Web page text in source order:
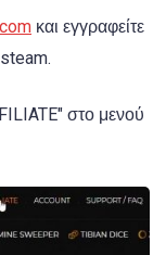
και εγγραφείτε
στο μενού